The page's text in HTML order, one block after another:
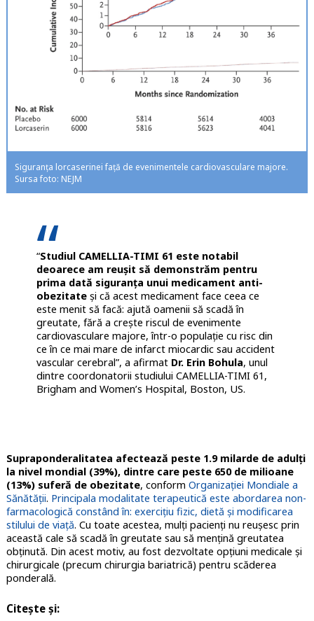
Siguranța lorcaserinei față de evenimentele cardiovasculare majore.
Sursa foto: NEJM
“Studiul CAMELLIA-TIMI 61 este notabil
deoarece am reușit să demonstrăm pentru
prima dată siguranța unui medicament anti-
obezitateși că acest medicament face ceea ce
este menit să facă: ajută oamenii să scadă în
greutate, fără a crește riscul de evenimente
cardiovasculare majore, într-o populație cu risc din
ce în ce mai mare de infarct miocardic sau accident
vascular cerebral”, a afirmat Dr. Erin Bohula, unul
dintre coordonatorii studiului CAMELLIA-TIMI 61,
Brigham and Women’s Hospital, Boston, US.
Supraponderalitatea afectează peste 1.9 milarde de adulți
la nivel mondial (39%), dintre care peste 650 de milioane
(13%) suferă de obezitate, conform Organizației Mondiale a
Sănătății. Principala modalitate terapeutică este abordarea non-
farmacologică constând în: exercițiu fizic, dietă și modificarea
stilului de viață. Cu toate acestea, mulți pacienți nu reușesc prin
această cale să scadă în greutate sau să mențină greutatea
obținută. Din acest motiv, au fost dezvoltate opțiuni medicale și
chirurgicale (precum chirurgia bariatrică) pentru scăderea
ponderală.
Citește și: